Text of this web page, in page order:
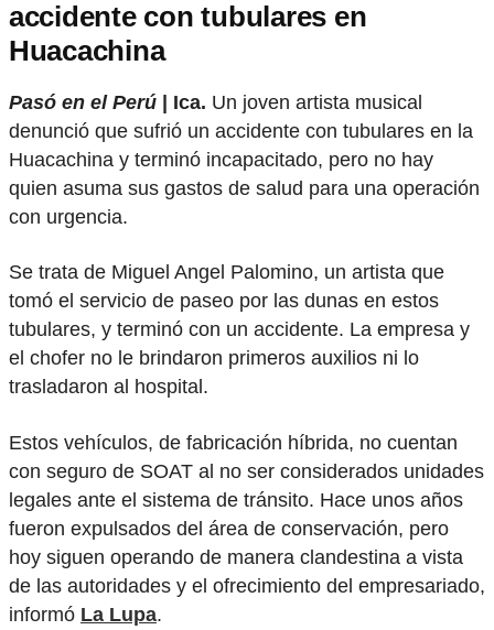
accidente con tubulares en
Huacachina
Pasó en el Perú | Ica. Un joven artista musical
denunció que sufrió un accidente con tubulares en la
Huacachina y terminó incapacitado, pero no hay
quien asuma sus gastos de salud para una operación
con urgencia.
Se trata de Miguel Angel Palomino, un artista que
tomó el servicio de paseo por las dunas en estos
tubulares, y terminó con un accidente. La empresa y
el chofer no le brindaron primeros auxilios ni lo
trasladaron al hospital.
Estos vehículos, de fabricación híbrida, no cuentan
con seguro de SOAT al no ser considerados unidades
legales ante el sistema de tránsito. Hace unos años
fueron expulsados del área de conservación, pero
hoy siguen operando de manera clandestina a vista
de las autoridades y el ofrecimiento del empresariado,
informó La Lupa.